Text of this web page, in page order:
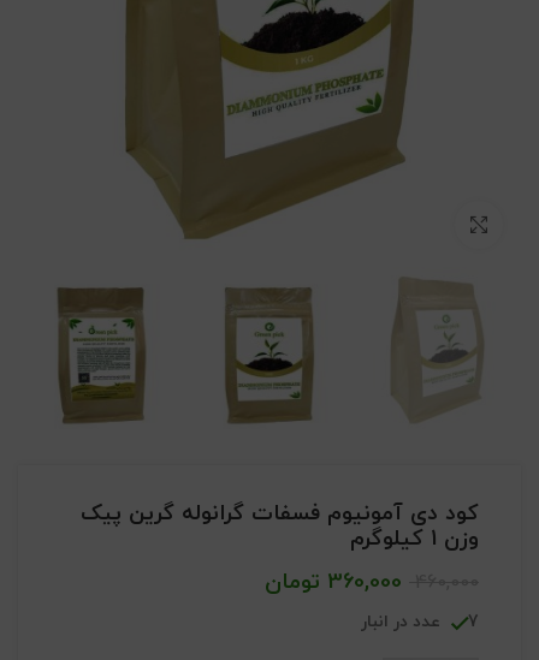
کود دی آمونیوم فسفات گرانوله گرین پیک
وزن 1 کیلوگرم
360,000 تومان
7 عدد در انبار